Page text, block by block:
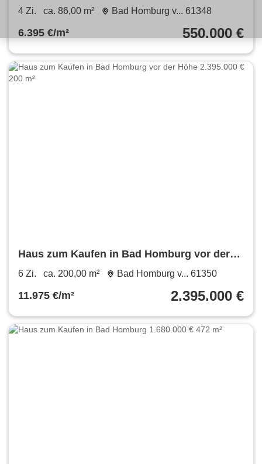
Höhe 550.000 € 86 m²
4 Zi. ca. 86,00 m² Bad Homburg v... 61348
6.395 €/m² 550.000 €
Haus zum Kaufen in Bad Homburg vor der
Höhe 2.395.000 € 200 m²
6 Zi. ca. 200,00 m² Bad Homburg v... 61350
11.975 €/m² 2.395.000 €